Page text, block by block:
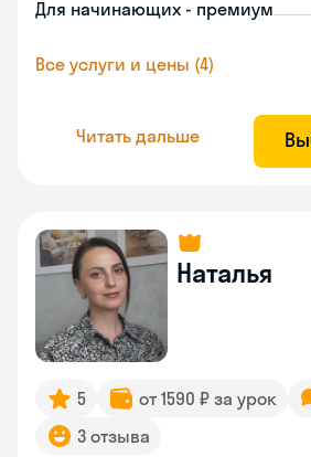
Для начинающих - премиум
Все услуги и цены (4)
Читать дальше
Наталья
5 от 1590 ₽ за урок
3 отзыва